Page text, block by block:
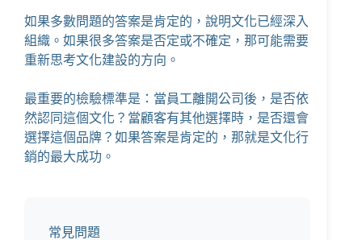
如果多數問題的答案是肯定的，說明文化已經深入
組織。如果很多答案是否定或不確定，那可能需要
重新思考文化建設的方向。
最重要的檢驗標準是：當員工離開公司後，是否依
然認同這個文化？當顧客有其他選擇時，是否還會
選擇這個品牌？如果答案是肯定的，那就是文化行
銷的最大成功。
常見問題